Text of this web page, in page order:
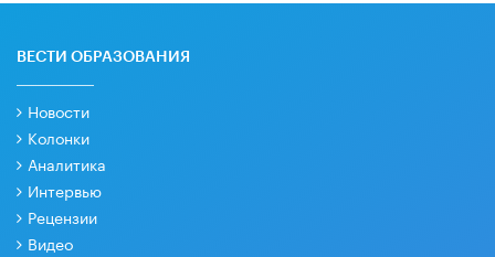
ВЕСТИ ОБРАЗОВАНИЯ
Новости
Колонки
Аналитика
Интервью
Рецензии
Видео